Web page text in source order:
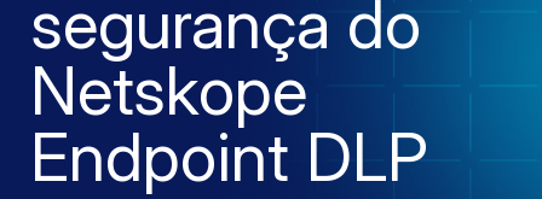
segurança do
Netskope
Endpoint DLP